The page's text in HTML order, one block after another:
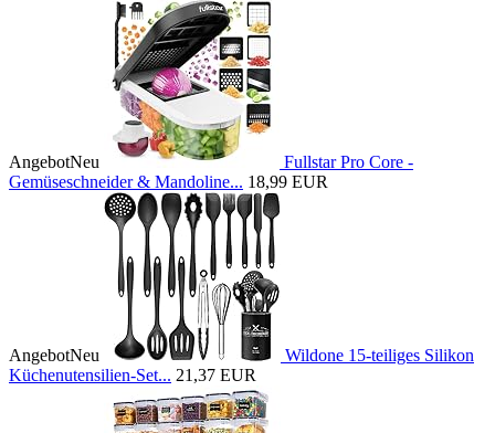
AngebotNeu
Fullstar Pro Core -
Gemüseschneider & Mandoline... 18,99 EUR
AngebotNeu
Wildone 15-teiliges Silikon
Küchenutensilien-Set... 21,37 EUR